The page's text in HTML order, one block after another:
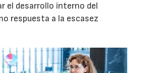
el desarrollo interno del
respuesta a la escasez